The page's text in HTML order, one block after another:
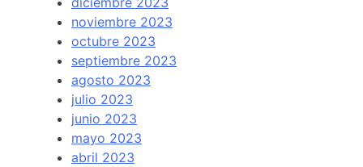
noviembre 2023
octubre 2023
septiembre 2023
agosto 2023
julio 2023
junio 2023
mayo 2023
abril 2023